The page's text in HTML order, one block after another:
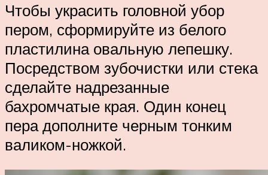
Чтобы украсить головной убор
пером, сформируйте из белого
пластилина овальную лепешку.
Посредством зубочистки или стека
сделайте надрезанные
бахромчатые края. Один конец
пера дополните черным тонким
валиком-ножкой.